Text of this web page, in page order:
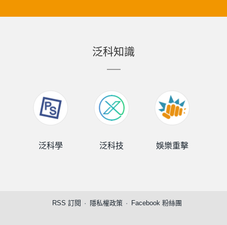
泛科知識
泛科學 泛科技 娛樂重擊
RSS 訂閱 隱私權政策 Facebook 粉絲團